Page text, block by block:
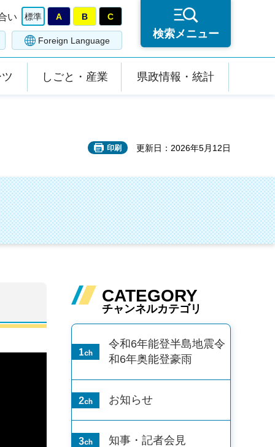
い 標準 A B C
Foreign Language
検索メニュー
しごと・産業 県政情報・統計
印刷 更新日：2026年5月12日
CATEGORY
チャンネルカテゴリ
令和6年能登半島地震令
和6年奥能登豪雨
お知らせ
知事・記者会見